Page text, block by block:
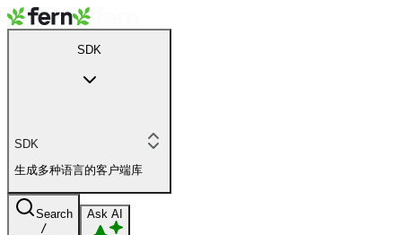
SDK
SDK
生成多种语言的客户端库
Search
/
Ask AI